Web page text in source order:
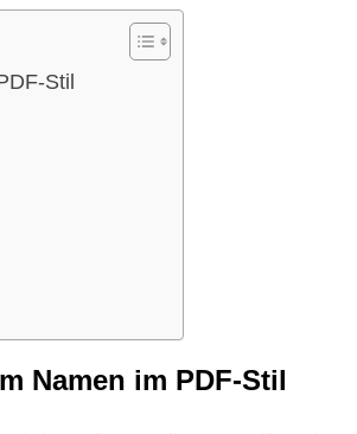
Stil
Namen im PDF-Stil